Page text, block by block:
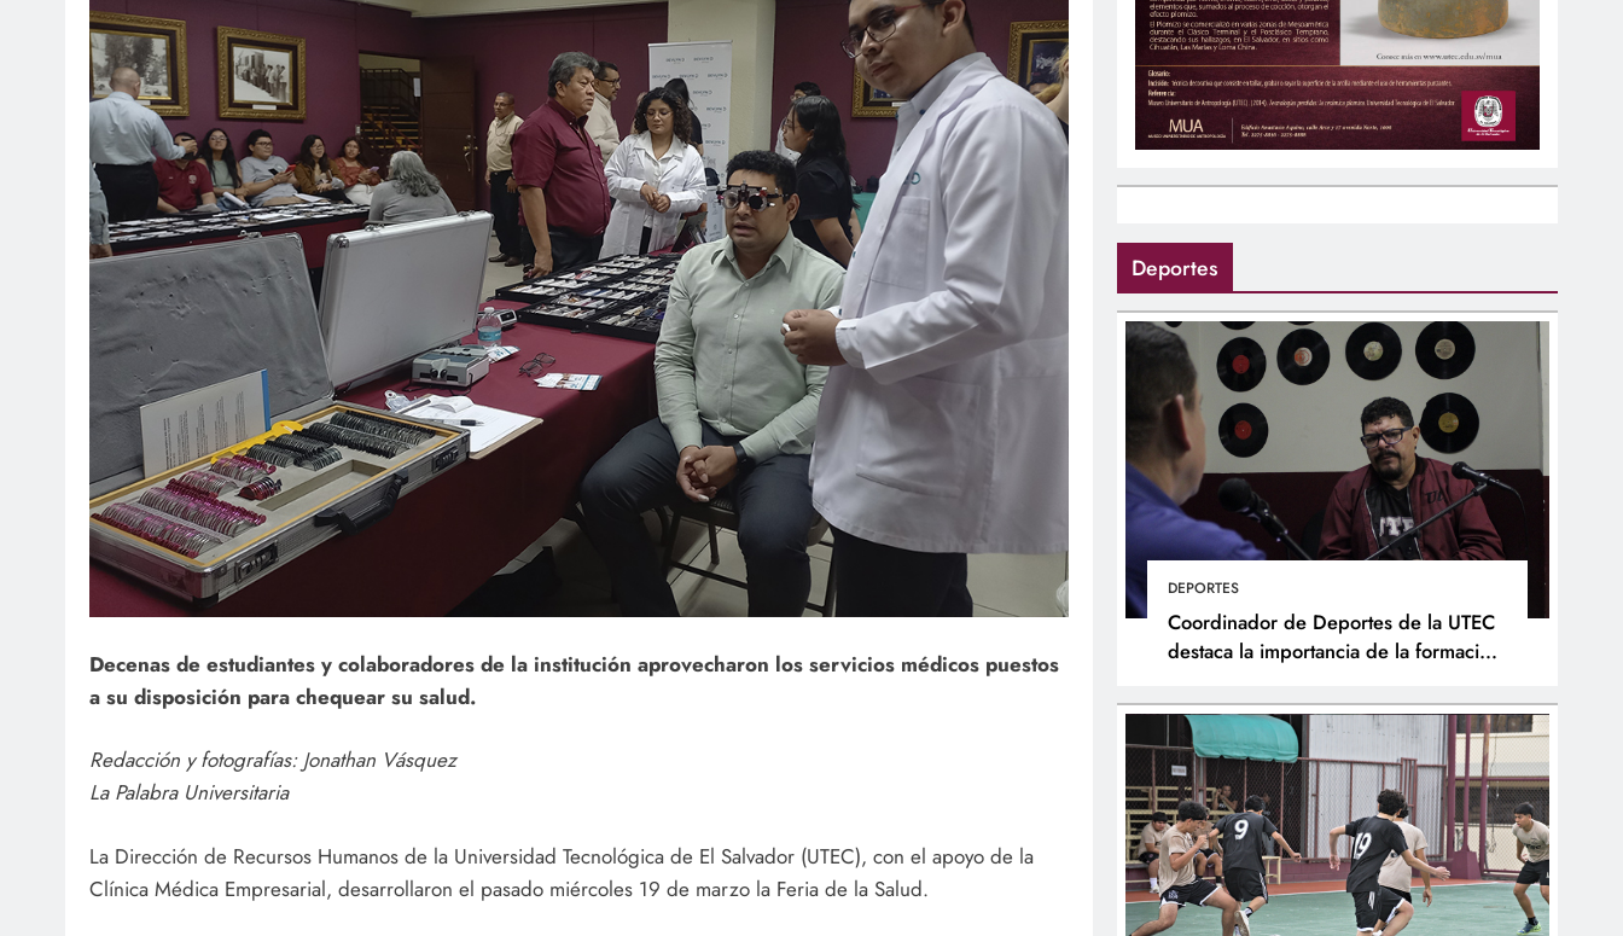
Decenas de estudiantes y colaboradores de la institución aprovecharon los servicios médicos puestos
a su disposición para chequear su salud.
Redacción y fotografías: Jonathan Vásquez
La Palabra Universitaria
La Dirección de Recursos Humanos de la Universidad Tecnológica de El Salvador (UTEC), con el apoyo de la
Clínica Médica Empresarial, desarrollaron el pasado miércoles 19 de marzo la Feria de la Salud.
Deportes
DEPORTES
Coordinador de Deportes de la UTEC
destaca la importancia de la formación